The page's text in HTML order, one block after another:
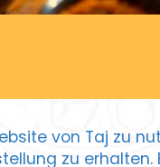
von Taj zu
zu